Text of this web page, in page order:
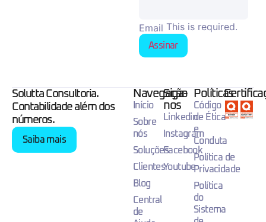
Email This is required.
Assinar
Solutta Consultoria.
Contabilidade além dos
números.
Saiba mais
Navegação
Início
Sobre
nós
Soluções
Clientes
Blog
Central
de
Siga-
nos
Linkedin
Instagram
Facebook
Youtube
Políticas
Código
de Ética
e
Conduta
Política de
Privacidade
Política
do
Sistema